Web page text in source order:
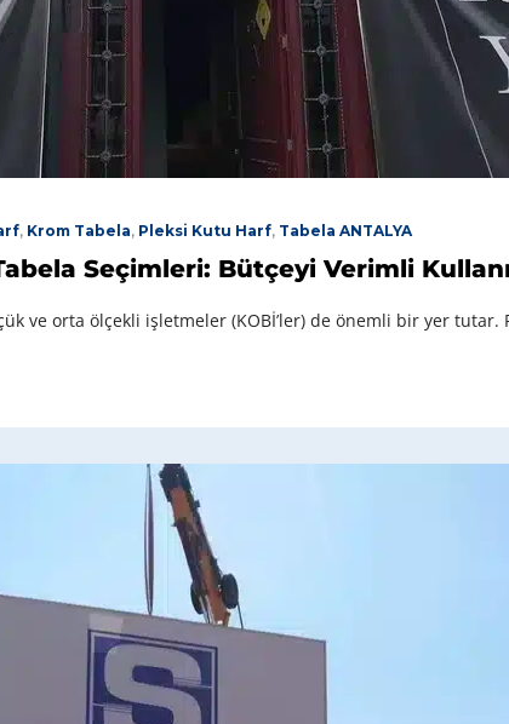
, Krom Tabela, Pleksi Kutu Harf, Tabela ANTALYA
Seçimleri: Bütçeyi Verimli
ve orta ölçekli işletmeler (KOBİ’ler) de önemli bir yer